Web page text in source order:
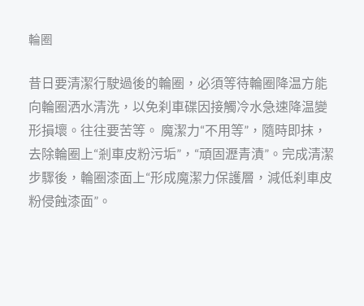
輪圈
昔日要清潔行駛過後的輪圈，必須等待輪圈降温方能
向輪圈洒水清洗，以免刹車碟因接觸冷水急速降温變
形損壞。往往要苦等。 魔潔力“不用等”，隨時即抹，
去除輪圈上“剎車皮粉污垢”，“頑固瀝青漬”。完成清潔
步驟後，輪圈漆面上“形成魔潔力保護層，減低刹車皮
粉侵蝕漆面”。